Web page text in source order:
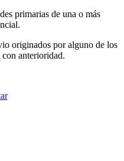
primarias de una o más
originados por alguno de los
con anterioridad.